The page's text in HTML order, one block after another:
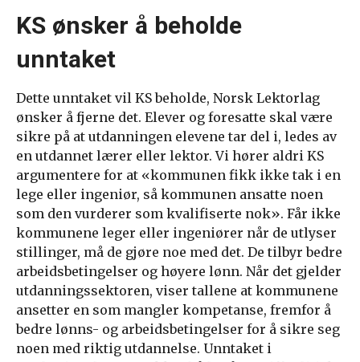
KS ønsker å beholde
unntaket
Dette unntaket vil KS beholde, Norsk Lektorlag
ønsker å fjerne det. Elever og foresatte skal være
sikre på at utdanningen elevene tar del i, ledes av
en utdannet lærer eller lektor. Vi hører aldri KS
argumentere for at «kommunen fikk ikke tak i en
lege eller ingeniør, så kommunen ansatte noen
som den vurderer som kvalifiserte nok». Får ikke
kommunene leger eller ingeniører når de utlyser
stillinger, må de gjøre noe med det. De tilbyr bedre
arbeidsbetingelser og høyere lønn. Når det gjelder
utdanningssektoren, viser tallene at kommunene
ansetter en som mangler kompetanse, fremfor å
bedre lønns- og arbeidsbetingelser for å sikre seg
noen med riktig utdannelse. Unntaket i